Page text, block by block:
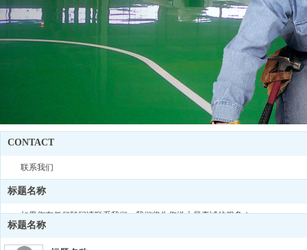
CONTACT
联系我们
标题名称
如果您有任何疑问请联系我们，我们将为您送上最真诚的服务！
标题名称